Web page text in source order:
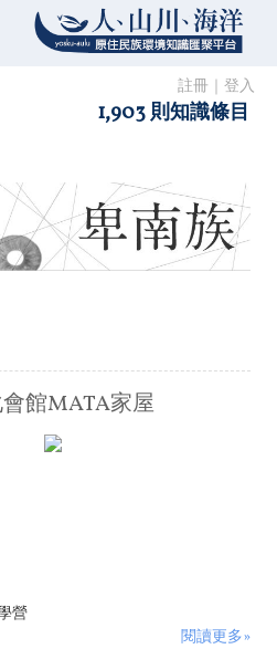
註冊 登入
1,903 則知識條目
館MATA家屋
營
閱讀更多»